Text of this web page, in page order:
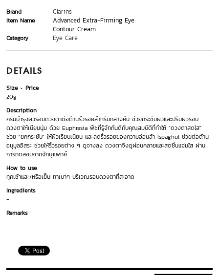
Brand Clarins
Item Name
Advanced Extra-Firming Eye
Contour Cream
Category Eye Care
DETAILS
Size
Price
20g
Description
ครีมบำรุงผิวรอบดวงตาต่อต้านริ้วรอยสำหรับกลางคืน ช่วยกระชับผิวและปรับผิวรอบ
ดวงตาให้เนียนนุ่ม ด้วย Euphrasia พืชที่รู้จักกันดีกับคุณสมบัติที่ทำให้ "ดวงตาสดใส"
ช่วย "ยกกระชับ" ให้ผิวเรียบเนียน และลดริ้วรอยของความอ่อนล้า Ispaghul ช่วยต่อต้าน
อนุมูลอิสระ ช่วยให้ริ้วรอยต่าง ๆ ดูจางลง ดวงตาจึงดูผ่อนคลายและสดชื่นแจ่มใส ผ่าน
การทดสอบจากจักษุแพทย์
How to use
ทุกเช้าและ/หรือเย็น ทาเบาๆ บริเวณรอบดวงตาที่สะอาด
Ingredients
-
Remarks
-